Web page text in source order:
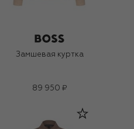
Замшевая куртка
89 950 ₽